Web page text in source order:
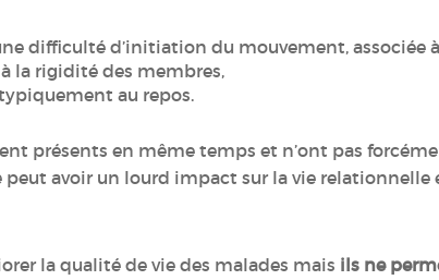
difficulté d’initiation du mouvement, associée
la rigidité des membres,
au repos.
présents en même temps et n’ont pas
peut avoir un lourd impact sur la vie
la qualité de vie des malades mais ils ne